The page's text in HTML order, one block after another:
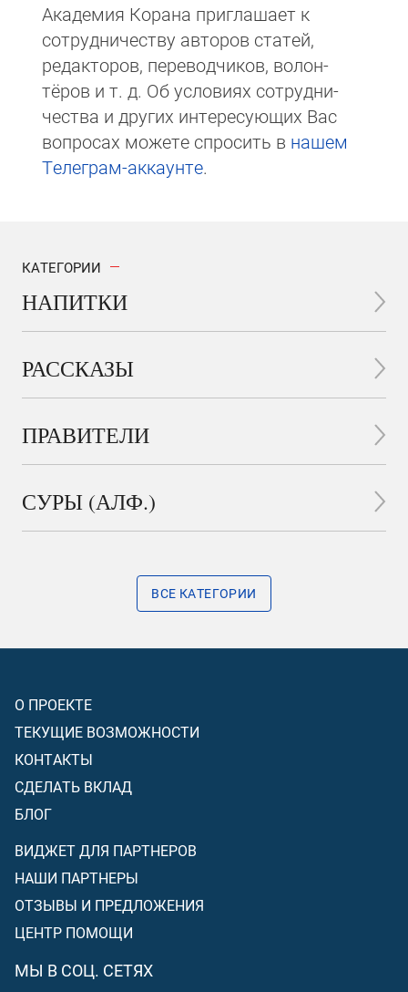
Академия Корана при­гла­ша­ет к
сотруд­ни­чест­ву авторов статей,
редакто­ров, пере­вод­чи­ков, волон­
тёров и т. д. Об ус­ло­виях сотрудни­
чест­ва и других интере­сую­щих Вас
вопросах мо­же­те спросить в на­шем
Те­ле­грам-ак­каунте.
КАТЕГОРИИ
НАПИТКИ
РАССКАЗЫ
ПРАВИТЕЛИ
СУРЫ (АЛФ.)
ВСЕ КАТЕГОРИИ
О ПРОЕКТЕ
ТЕКУЩИЕ ВОЗМОЖНОСТИ
КОНТАКТЫ
СДЕЛАТЬ ВКЛАД
БЛОГ
ВИДЖЕТ ДЛЯ ПАРТНЕРОВ
НАШИ ПАРТНЕРЫ
ОТЗЫВЫ И ПРЕДЛОЖЕНИЯ
ЦЕНТР ПОМОЩИ
МЫ В СОЦ. СЕТЯХ